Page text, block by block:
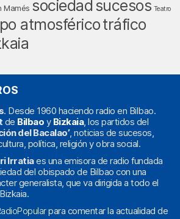
Mamés sociedad sucesos Teatro
atmosféricotráfico
. Desde 1960 haciendo radio en Bilbao.
de Bilbao y Bizkaia, los partidos del
del Bacalao’, noticias de sucesos,
política, religión y obra social.
Irratiaes una emisora de radio fundada
del obispado de Bilbao con una
generalista, que va dirigida a todo el
para comentar la actualidad de